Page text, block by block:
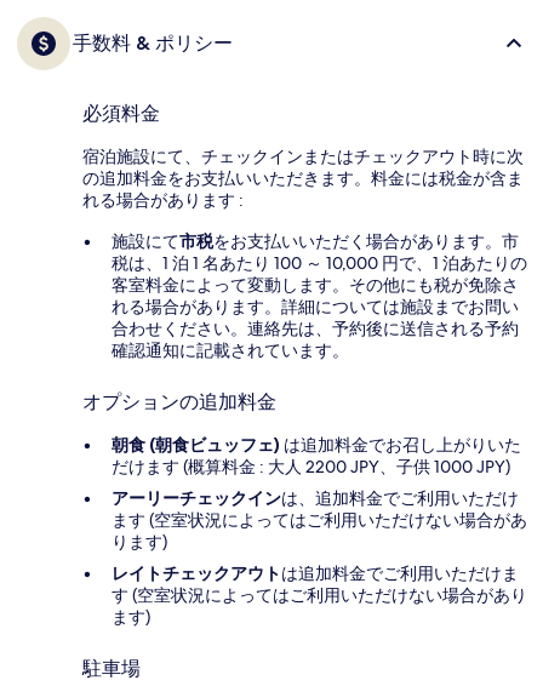
手数料 & ポリシー
必須料金
宿泊施設にて、チェックインまたはチェックアウト時に次
の追加料金をお支払いいただきます。料金には税金が含ま
れる場合があります :
施設にて市税をお支払いいただく場合があります。市
税は、1 泊 1 名あたり 100 ～ 10,000 円で、1 泊あたりの
客室料金によって変動します。その他にも税が免除さ
れる場合があります。詳細については施設までお問い
合わせください。連絡先は、予約後に送信される予約
確認通知に記載されています。
オプションの追加料金
朝食 (朝食ビュッフェ) は追加料金でお召し上がりいた
だけます (概算料金 : 大人 2200 JPY、子供 1000 JPY)
アーリーチェックインは、追加料金でご利用いただけ
ます (空室状況によってはご利用いただけない場合があ
ります)
レイトチェックアウトは追加料金でご利用いただけま
す (空室状況によってはご利用いただけない場合があり
ます)
駐車場